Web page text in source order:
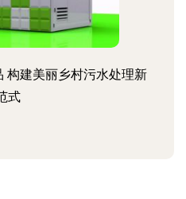
构建美丽乡村污水处理新
式